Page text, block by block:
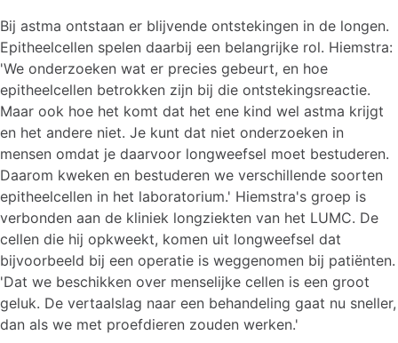
Bij astma ontstaan er blijvende ontstekingen in de longen.
Epitheelcellen spelen daarbij een belangrijke rol. Hiemstra:
'We onderzoeken wat er precies gebeurt, en hoe
epitheelcellen betrokken zijn bij die ontstekingsreactie.
Maar ook hoe het komt dat het ene kind wel astma krijgt
en het andere niet. Je kunt dat niet onderzoeken in
mensen omdat je daarvoor longweefsel moet bestuderen.
Daarom kweken en bestuderen we verschillende soorten
epitheelcellen in het laboratorium.' Hiemstra's groep is
verbonden aan de kliniek longziekten van het LUMC. De
cellen die hij opkweekt, komen uit longweefsel dat
bijvoorbeeld bij een operatie is weggenomen bij patiënten.
'Dat we beschikken over menselijke cellen is een groot
geluk. De vertaalslag naar een behandeling gaat nu sneller,
dan als we met proefdieren zouden werken.'